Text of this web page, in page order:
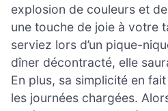
explosion de couleurs et
une touche de joie à votre
serviez lors d’un pique-
dîner décontracté, elle
En plus, sa simplicité en
les journées chargées.